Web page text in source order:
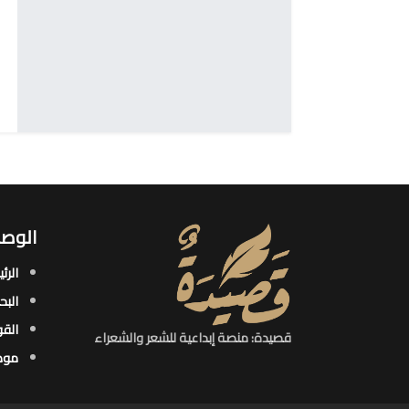
قصيدة: منصة إبداعية للشعر والشعراء